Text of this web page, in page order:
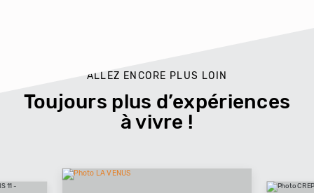
ALLEZ ENCORE PLUS LOIN
Toujours plus d’expériences
à vivre !